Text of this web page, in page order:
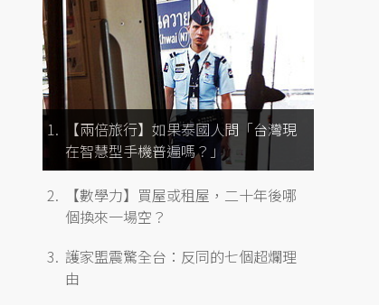
【兩倍旅行】如果泰國人問「台灣現
在智慧型手機普遍嗎？」
【數學力】買屋或租屋，二十年後哪
個換來一場空？
護家盟震驚全台：反同的七個超爛理
由